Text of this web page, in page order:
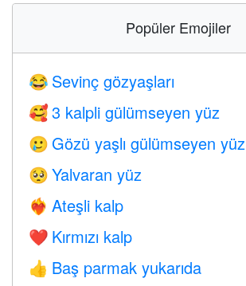
Popüler Emojiler
😂 Sevinç gözyaşları
🥰 3 kalpli gülümseyen yüz
🥲 Gözü yaşlı gülümseyen yüz
🥺 Yalvaran yüz
❤️‍🔥 Ateşli kalp
❤️ Kırmızı kalp
👍 Baş parmak yukarıda